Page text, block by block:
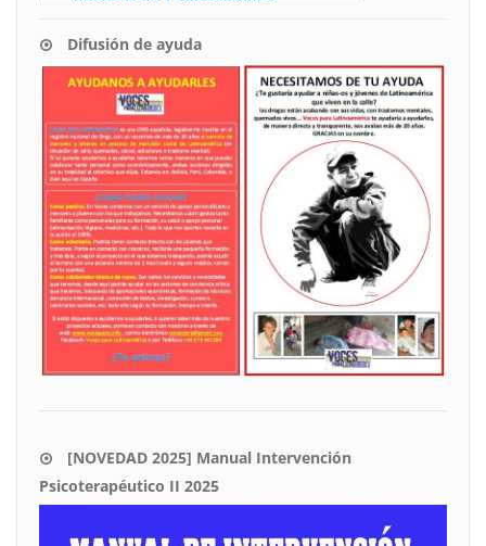
Difusión de ayuda
[NOVEDAD 2025] Manual Intervención
Psicoterapéutico II 2025